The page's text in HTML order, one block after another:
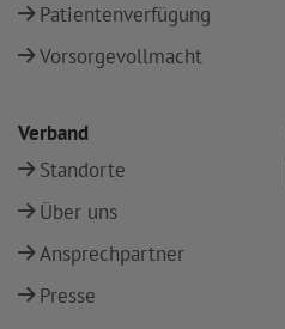
Patientenverfügung
Vorsorgevollmacht
Verband
Standorte
Über uns
Ansprechpartner
Presse